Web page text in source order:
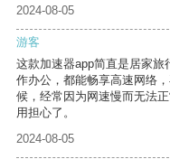
2024-08-05
游客
这款加速器app简直是居家
作办公，都能畅享高速网络
候，经常因为网速慢而无法
用担心了。
2024-08-05